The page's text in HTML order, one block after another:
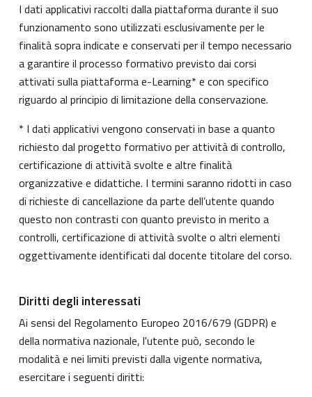
I dati applicativi raccolti dalla piattaforma durante il suo
funzionamento sono utilizzati esclusivamente per le
finalità sopra indicate e conservati per il tempo necessario
a garantire il processo formativo previsto dai corsi
attivati sulla piattaforma e-Learning* e con specifico
riguardo al principio di limitazione della conservazione.
* I dati applicativi vengono conservati in base a quanto
richiesto dal progetto formativo per attività di controllo,
certificazione di attività svolte e altre finalità
organizzative e didattiche. I termini saranno ridotti in caso
di richieste di cancellazione da parte dell’utente quando
questo non contrasti con quanto previsto in merito a
controlli, certificazione di attività svolte o altri elementi
oggettivamente identificati dal docente titolare del corso.
Diritti degli interessati
Ai sensi del Regolamento Europeo 2016/679 (GDPR) e
della normativa nazionale, l'utente può, secondo le
modalità e nei limiti previsti dalla vigente normativa,
esercitare i seguenti diritti: